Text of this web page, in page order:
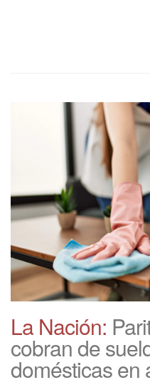
La Nación:
cobran de
domésticas en